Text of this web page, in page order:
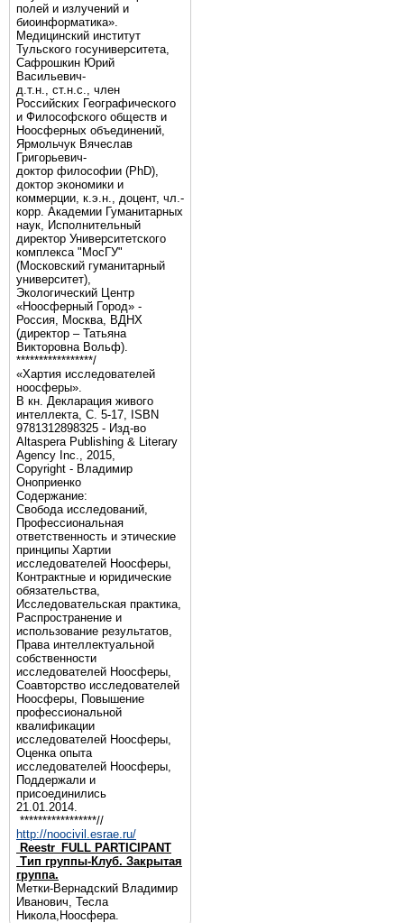
полей и излучений и
биоинформатика».
Медицинский институт
Тульского госуниверситета,
Сафрошкин Юрий
Васильевич-
д.т.н., ст.н.с., член
Российских Географического
и Философского обществ и
Ноосферных объединений,
Ярмольчук Вячеслав
Григорьевич-
доктор философии (PhD),
доктор экономики и
коммерции, к.э.н., доцент, чл.-
корр. Академии Гуманитарных
наук, Исполнительный
директор Университетского
комплекса "МосГУ"
(Московский гуманитарный
университет),
Экологический Центр
«Ноосферный Город» -
Россия, Москва, ВДНХ
(директор – Татьяна
Викторовна Вольф).
*****************/
«Хартия исследователей
ноосферы».
В кн. Декларация живого
интеллекта, С. 5-17, ISBN
9781312898325 - Изд-во
Altaspera Publishing & Literary
Agency Inc., 2015,
Copyright - Владимир
Оноприенко
Содержание:
Свобода исследований,
Профессиональная
ответственность и этические
принципы Хартии
исследователей Ноосферы,
Контрактные и юридические
обязательства,
Исследовательская практика,
Распространение и
использование результатов,
Права интеллектуальной
собственности
исследователей Ноосферы,
Соавторство исследователей
Ноосферы, Повышение
профессиональной
квалификации
исследователей Ноосферы,
Оценка опыта
исследователей Ноосферы,
Поддержали и
присоединились
21.01.2014.
*****************//
http://noocivil.esrae.ru/
Reestr_FULL PARTICIPANT
Тип группы-Клуб. Закрытая
группа.
Метки-Вернадский Владимир
Иванович, Тесла
Никола,Ноосфера.